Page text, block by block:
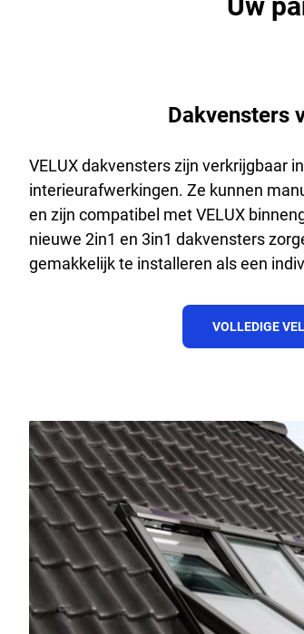
Dakvensters
VELUX dakvensters zijn verkrijgbaar
interieurafwerkingen. Ze kunnen
en zijn compatibel met VELUX
nieuwe 2in1 en 3in1 dakvensters
gemakkelijk te installeren als een
VOLLEDIGE